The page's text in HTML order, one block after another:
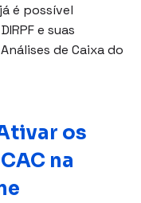
é possível
e suas
de Caixa do
os
na